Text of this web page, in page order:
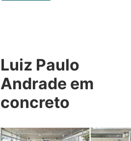
Luiz Paulo
Andrade em
concreto